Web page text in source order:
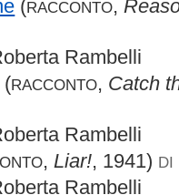
(RACCONTO,
Rambelli
(RACCONTO, Catch
Rambelli
, Liar!, 1941) DI
Rambelli